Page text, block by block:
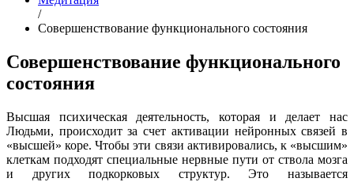
/
Совершенствование функционального состояния
Совершенствование функционального
состояния
Высшая психическая деятельность, которая и делает нас
Людьми, происходит за счет активации нейронных связей в
«высшей» коре. Чтобы эти связи активировались, к «высшим»
клеткам подходят специальные нервные пути от ствола мозга
и других подкорковых структур. Это называется